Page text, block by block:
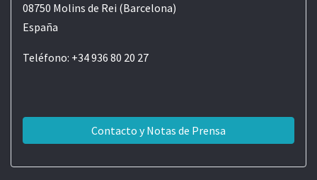
08750 Molins de Rei (Barcelona)
España
Teléfono: +34 936 80 20 27
Contacto y Notas de Prensa